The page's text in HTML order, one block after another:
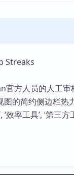
Streaks
方人员的人工审
的简约侧边栏热力
效率工具’, ‘第三